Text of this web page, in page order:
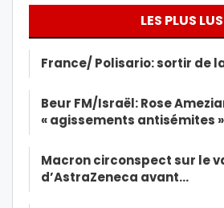
LES PLUS LUS
France/ Polisario: sortir de
Beur FM/Israël: Rose
« agissements antisémites
Macron circonspect sur le
d’AstraZeneca avant…